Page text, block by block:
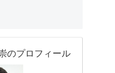
のプロフィール